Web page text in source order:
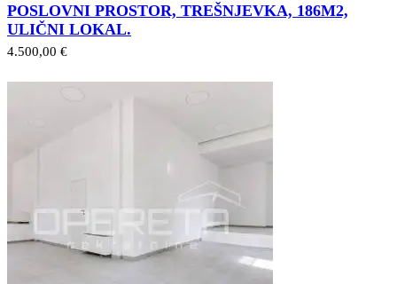
POSLOVNI PROSTOR, TREŠNJEVKA, 186M2,
ULIČNI LOKAL.
4.500,00 €